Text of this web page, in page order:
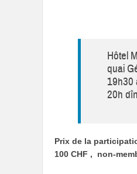
Hôtel
quai
19h30
20h
Prix de la
100 CHF , non-